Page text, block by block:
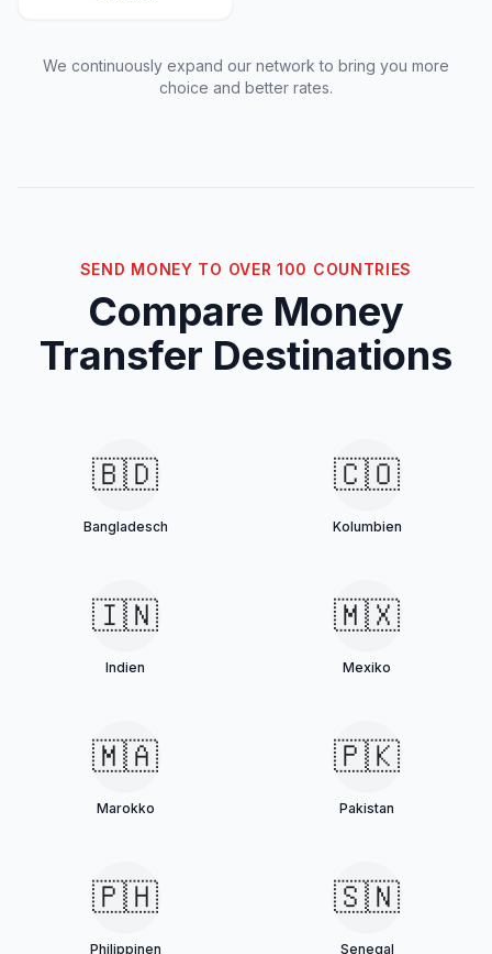
We continuously expand our network to bring you more
choice and better rates.
SEND MONEY TO OVER 100 COUNTRIES
Compare Money
Transfer Destinations
🇧🇩
Bangladesch
🇨🇴
Kolumbien
🇮🇳
Indien
🇲🇽
Mexiko
🇲🇦
Marokko
🇵🇰
Pakistan
🇵🇭
Philippinen
🇸🇳
Senegal